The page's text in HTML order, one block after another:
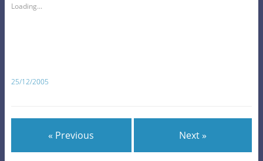
Loading...
25/12/2005
« Previous Next »